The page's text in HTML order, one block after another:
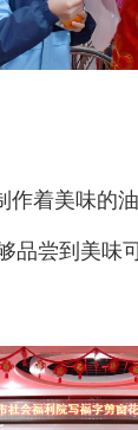
着美味的
尝到美